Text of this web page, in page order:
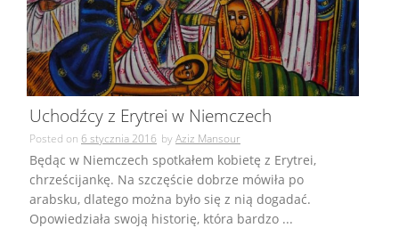
Uchodźcy z Erytrei w Niemczech
Posted on 6 stycznia 2016 byAziz Mansour
Będąc w Niemczech spotkałem kobietę z Erytrei,
chrześcijankę. Na szczęście dobrze mówiła po
arabsku, dlatego można było się z nią dogadać.
Opowiedziała swoją historię, która bardzo ...